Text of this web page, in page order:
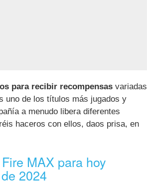
para recibir recompensas variadas
uno de los títulos más jugados y
a menudo libera diferentes
haceros con ellos, daos prisa, en
MAX para hoy
2024